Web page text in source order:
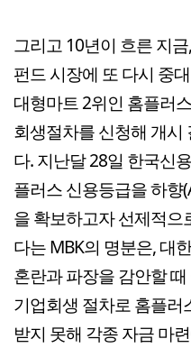
그리고 10년이 흐른 지
펀드 시장에 또 다시 중
대형마트 2위인 홈플러
회생절차를 신청해 개시
다. 지난달 28일 한국신
플러스 신용등급을 하
을 확보하고자 선제적으
다는 MBK의 명분은, 대
혼란과 파장을 감안할
기업회생 절차로 홈플
받지 못해 각종 자금 마